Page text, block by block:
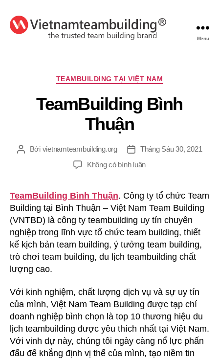
Menu
Chuyên
TEAMBUILDING TẠI VIỆT NAM
TeamBuilding Bình
Thuận
TácBởi vietnamteambuilding.org
Ngày
đăng
Tháng Sáu 30, 2021
Không có bình luậnở
Thuận
TeamBuilding Bình Thuận. Công ty tổ chức Team
Building tại Bình Thuận – Việt Nam Team Building
(VNTBD) là công ty teambuilding uy tín chuyên
nghiệp trong lĩnh vực tổ chức team building, thiết
kế kịch bản team building, ý tưởng team building,
trò chơi team building, du lịch teambuilding chất
lượng cao.
Với kinh nghiệm, chất lượng dịch vụ và sự uy tín
của mình, Việt Nam Team Building được tạp chí
doanh nghiệp bình chọn là top 10 thương hiệu du
lịch teambuilding được yêu thích nhất tại Việt Nam.
Với vinh dự này, chúng tôi ngày càng nổ lực phấn
đấu để khẳng định vị thế của mình, tạo niềm tin